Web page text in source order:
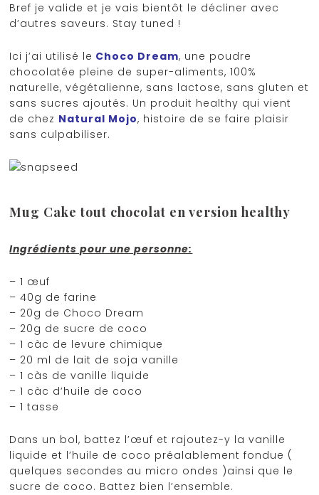
Bref je valide et je vais bientôt le décliner avec
d’autres saveurs. Stay tuned !
Ici j’ai utilisé le Choco Dream, une poudre
chocolatée pleine de super-aliments, 100%
naturelle, végétalienne, sans lactose, sans gluten et
sans sucres ajoutés. Un produit healthy qui vient
de chez Natural Mojo, histoire de se faire plaisir
sans culpabiliser.
Mug Cake tout chocolat en version healthy
Ingrédients pour une personne:
– 1 œuf
– 40g de farine
– 20g de Choco Dream
– 20g de sucre de coco
– 1 càc de levure chimique
– 20 ml de lait de soja vanille
– 1 càs de vanille liquide
– 1 càc d’huile de coco
– 1 tasse
Dans un bol, battez l’œuf et rajoutez-y la vanille
liquide et l’huile de coco préalablement fondue (
quelques secondes au micro ondes )ainsi que le
sucre de coco. Battez bien l’ensemble.